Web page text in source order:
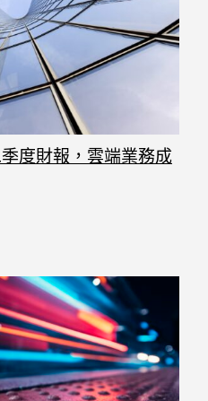
度財報，雲端業務成